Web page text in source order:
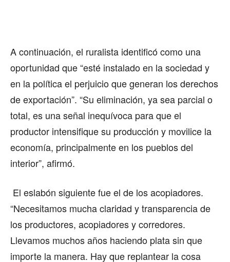
A continuación, el ruralista identificó como una
oportunidad que “esté instalado en la sociedad y
en la política el perjuicio que generan los derechos
de exportación”. “Su eliminación, ya sea parcial o
total, es una señal inequívoca para que el
productor intensifique su producción y movilice la
economía, principalmente en los pueblos del
interior”, afirmó.
El eslabón siguiente fue el de los acopiadores.
“Necesitamos mucha claridad y transparencia de
los productores, acopiadores y corredores.
Llevamos muchos años haciendo plata sin que
importe la manera. Hay que replantear la cosa